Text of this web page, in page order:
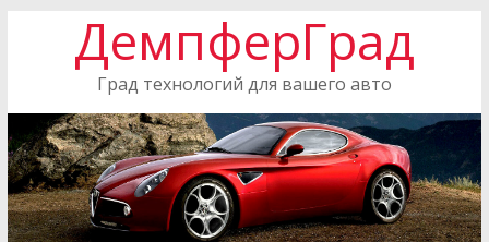
ДемпферГрад
Град технологий для вашего авто